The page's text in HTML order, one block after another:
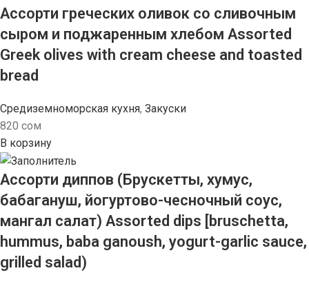
Ассорти греческих оливок со сливочным
сыром и поджаренным хлебом Assorted
Greek olives with cream cheese and toasted
bread
Средиземноморская кухня, Закуски
820 сом
В корзину
Ассорти диппов (Брускетты, хумус,
бабагануш, йогуртово-чесночный соус,
мангал салат) Assorted dips [bruschetta,
hummus, baba ganoush, yogurt-garlic sauce,
grilled salad)